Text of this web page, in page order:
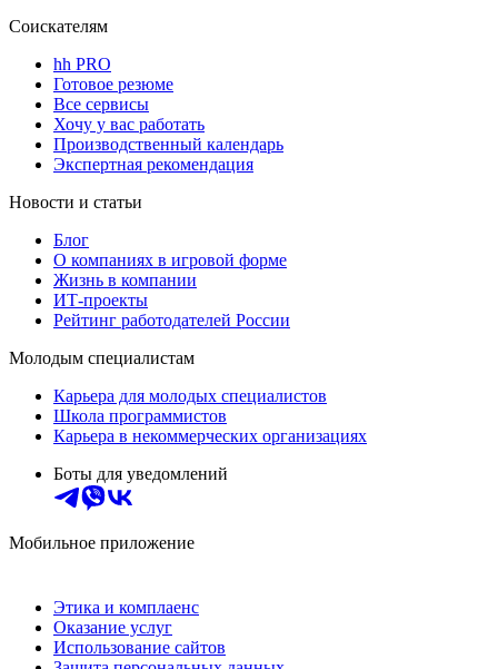
Соискателям
hh PRO
Готовое резюме
Все сервисы
Хочу у вас работать
Производственный календарь
Экспертная рекомендация
Новости и статьи
Блог
О компаниях в игровой форме
Жизнь в компании
ИТ-проекты
Рейтинг работодателей России
Молодым специалистам
Карьера для молодых специалистов
Школа программистов
Карьера в некоммерческих организациях
Боты для уведомлений
Мобильное приложение
Этика и комплаенс
Оказание услуг
Использование сайтов